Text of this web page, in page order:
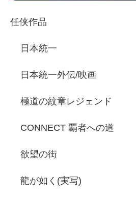
任侠作品
日本統一
日本統一外伝/映画
極道の紋章レジェンド
CONNECT 覇者への道
欲望の街
龍が如く(実写)